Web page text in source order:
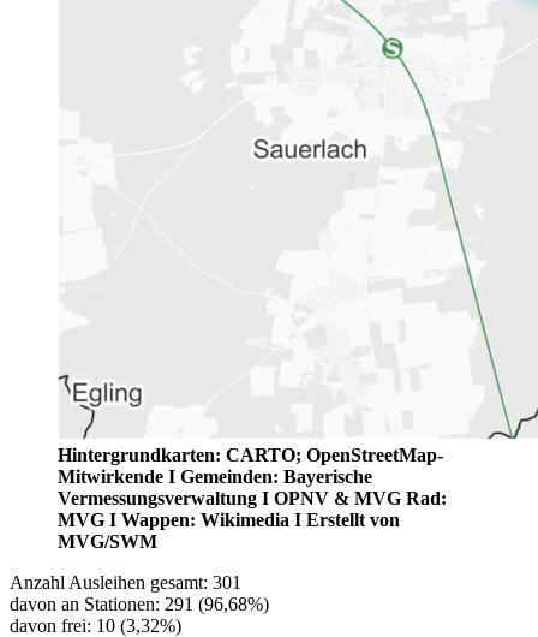
Hintergrundkarten: CARTO; OpenStreetMap-
Mitwirkende I Gemeinden: Bayerische
Vermessungsverwaltung I OPNV & MVG Rad:
MVG I Wappen: Wikimedia I Erstellt von
MVG/SWM
Anzahl Ausleihen gesamt: 301
davon an Stationen: 291 (96,68%)
davon frei: 10 (3,32%)